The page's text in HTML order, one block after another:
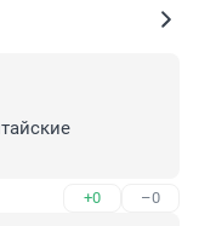
+0 –0